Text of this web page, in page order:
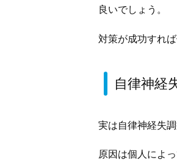
良いでしょう。
対策が成功すれ
自律神経
実は自律神経失
原因は個人によ